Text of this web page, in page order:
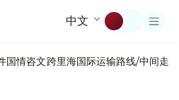
中文
国情咨文跨里海国际运输路线/中间走廊